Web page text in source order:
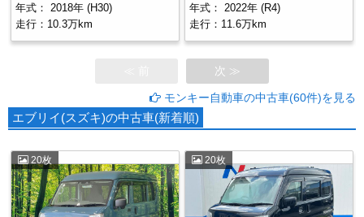
年式：
2018年 (H30)
走行： 10.3万km
年式：
2022年 (R4)
走行： 11.6万km
次 ≫
モンキー自動車の中古車(60件)を見る
エブリイ(スズキ)の中古車(新着順)
20枚 20枚